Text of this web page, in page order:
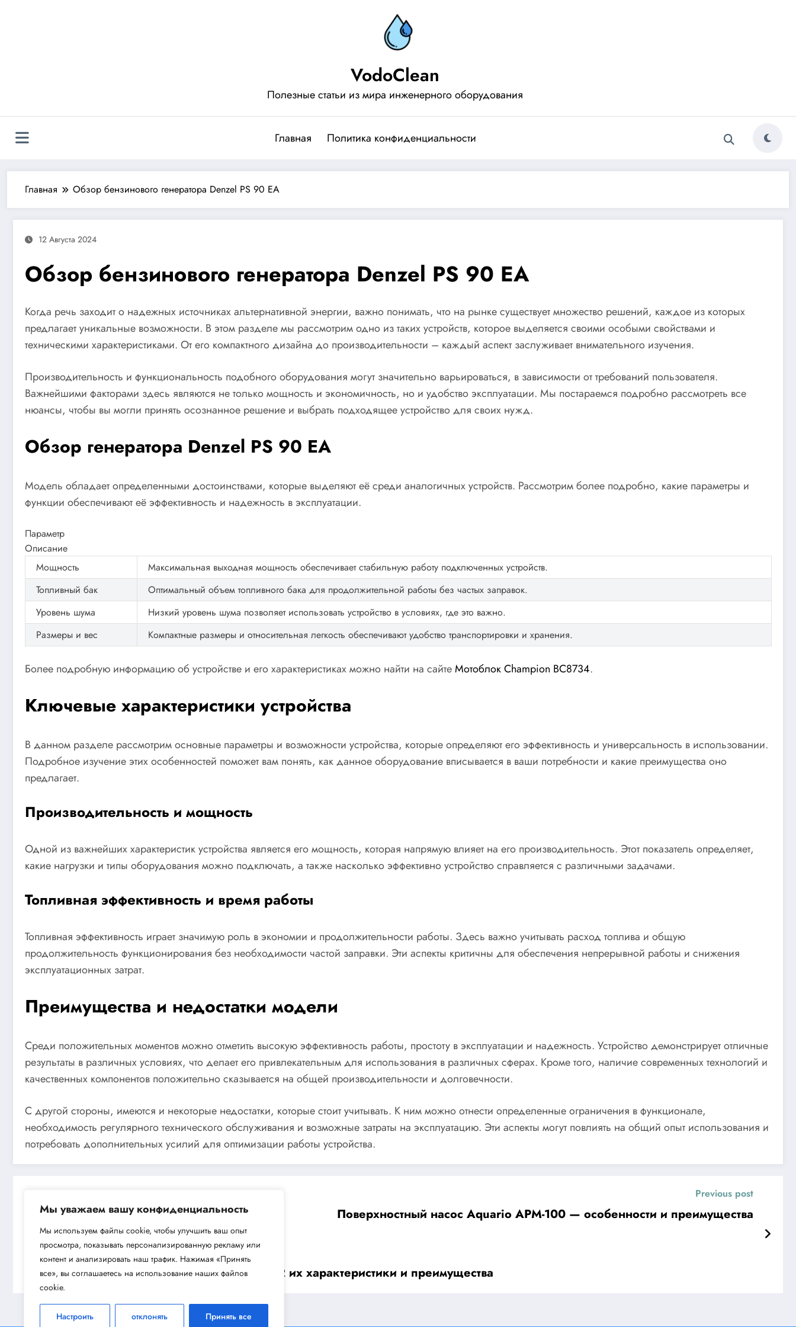
Мы уважаем вашу конфиденциальность
Мы используем файлы cookie, чтобы улучшить ваш опыт
просмотра, показывать персонализированную рекламу или
контент и анализировать наш трафик. Нажимая «Принять
все», вы соглашаетесь на использование наших файлов
cookie.
Настроить отклонять Принять все
VodoClean
Полезные статьи из мира инженерного оборудования
Главная Политика конфиденциальности
Главная Обзор бензинового генератора Denzel PS 90 EA
12 Августа 2024
Обзор бензинового генератора Denzel PS 90 EA
Когда речь заходит о надежных источниках альтернативной энергии, важно понимать, что на рынке существует множество решений, каждое из которых
предлагает уникальные возможности. В этом разделе мы рассмотрим одно из таких устройств, которое выделяется своими особыми свойствами и
техническими характеристиками. От его компактного дизайна до производительности – каждый аспект заслуживает внимательного изучения.
Производительность и функциональность подобного оборудования могут значительно варьироваться, в зависимости от требований пользователя.
Важнейшими факторами здесь являются не только мощность и экономичность, но и удобство эксплуатации. Мы постараемся подробно рассмотреть все
нюансы, чтобы вы могли принять осознанное решение и выбрать подходящее устройство для своих нужд.
Обзор генератора Denzel PS 90 EA
Модель обладает определенными достоинствами, которые выделяют её среди аналогичных устройств. Рассмотрим более подробно, какие параметры и
функции обеспечивают её эффективность и надежность в эксплуатации.
Параметр
Описание
Мощность
Максимальная выходная мощность обеспечивает стабильную работу подключенных устройств.
Топливный бак
Оптимальный объем топливного бака для продолжительной работы без частых заправок.
Уровень шума
Низкий уровень шума позволяет использовать устройство в условиях, где это важно.
Размеры и вес
Компактные размеры и относительная легкость обеспечивают удобство транспортировки и хранения.
Более подробную информацию об устройстве и его характеристиках можно найти на сайтеМотоблок Champion BC8734.
Ключевые характеристики устройства
В данном разделе рассмотрим основные параметры и возможности устройства, которые определяют его эффективность и универсальность в использовании.
Подробное изучение этих особенностей поможет вам понять, как данное оборудование вписывается в ваши потребности и какие преимущества оно
предлагает.
Производительность и мощность
Одной из важнейших характеристик устройства является его мощность, которая напрямую влияет на его производительность. Этот показатель определяет,
какие нагрузки и типы оборудования можно подключать, а также насколько эффективно устройство справляется с различными задачами.
Топливная эффективность и время работы
Топливная эффективность играет значимую роль в экономии и продолжительности работы. Здесь важно учитывать расход топлива и общую
продолжительность функционирования без необходимости частой заправки. Эти аспекты критичны для обеспечения непрерывной работы и снижения
эксплуатационных затрат.
Преимущества и недостатки модели
Среди положительных моментов можно отметить высокую эффективность работы, простоту в эксплуатации и надежность. Устройство демонстрирует отличные
результаты в различных условиях, что делает его привлекательным для использования в различных сферах. Кроме того, наличие современных технологий и
качественных компонентов положительно сказывается на общей производительности и долговечности.
С другой стороны, имеются и некоторые недостатки, которые стоит учитывать. К ним можно отнести определенные ограничения в функционале,
необходимость регулярного технического обслуживания и возможные затраты на эксплуатацию. Эти аспекты могут повлиять на общий опыт использования и
потребовать дополнительных усилий для оптимизации работы устройства.
Previous post
Поверхностный насос Aquario APM-100 — особенности и преимущества
Next post
Обзор бензоножниц CHAMPION HT726R их характеристики и преимущества